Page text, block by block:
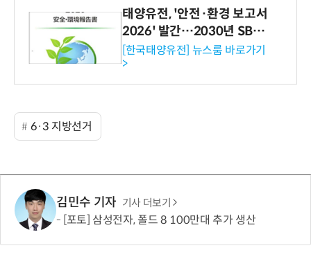
태양유전, '안전·환경 보고서
2026' 발간…2030년 SBT
수준 온실가스 감축 추진
[한국태양유전] 뉴스룸 바로가기
>
6·3 지방선거
김민수 기자 기사 더보기
[포토] 삼성전자, 폴드 8 100만대 추가 생산